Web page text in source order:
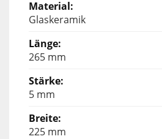
Glaskeramik
265 mm
5 mm
225 mm